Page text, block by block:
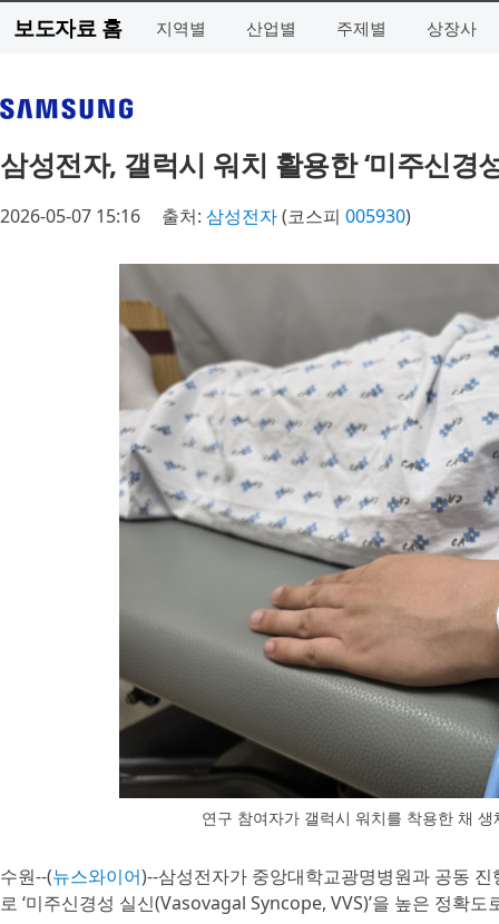
보도자료 홈 지역별 산업별 주제별 상장사
삼성전자, 갤럭시 워치 활용한 ‘미주신경
2026-05-07 15:16 출처: 삼성전자(코스피 005930)
연구 참여자가 갤럭시 워치를 착용한 채
수원--(뉴스와이어)--삼성전자가 중앙대학교광명병원과 공동
로 ‘미주신경성 실신(Vasovagal Syncope, VVS)’을 높은 정확